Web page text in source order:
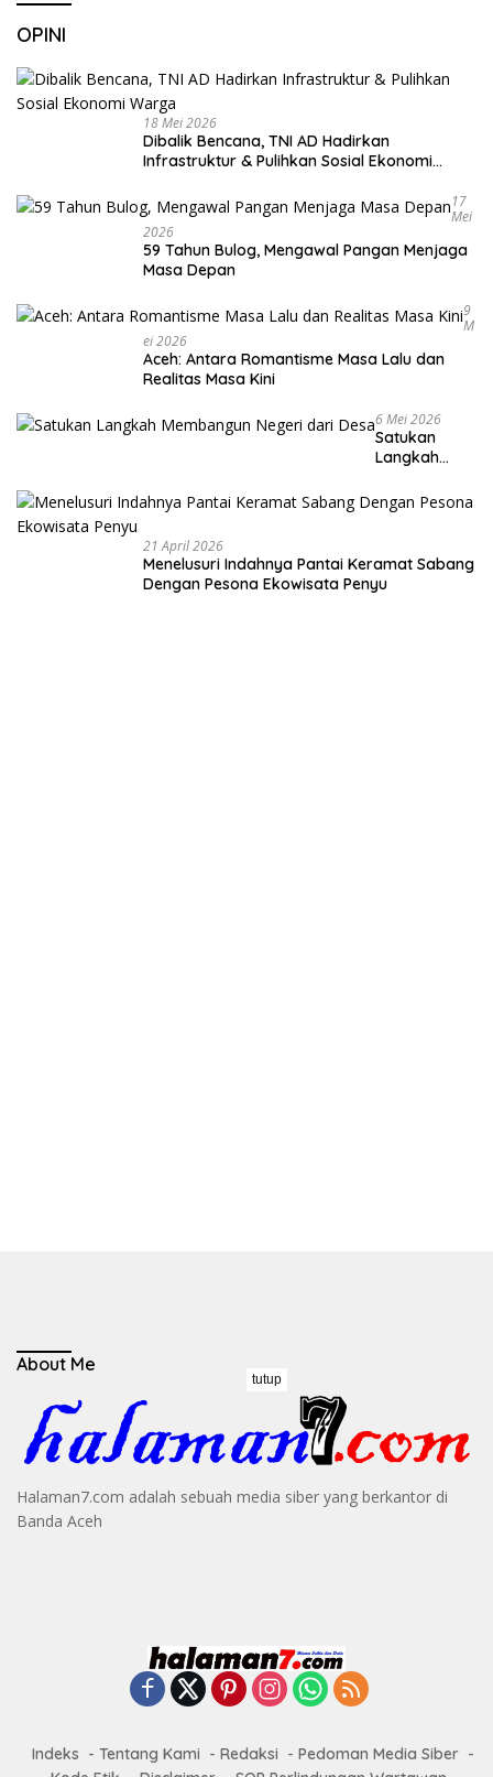
OPINI
18 Mei 2026
Dibalik Bencana, TNI AD Hadirkan
Infrastruktur & Pulihkan Sosial Ekonomi
17
Mei
2026
59 Tahun Bulog, Mengawal Pangan Menjaga
Masa Depan
9
M
Ei 2026
Aceh: Antara Romantisme Masa Lalu dan
Realitas Masa Kini
6 Mei 2026
Satukan
Langkah
Negeri dari
Desa
21 April 2026
Menelusuri Indahnya Pantai Keramat Sabang
Dengan Pesona Ekowisata Penyu
About Me
Halaman7.com adalah sebuah media siber yang berkantor di
Banda Aceh
Indeks Tentang Kami Redaksi
Pedoman Media Siber
tutup